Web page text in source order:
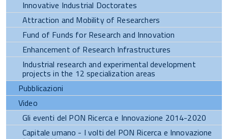
Innovative Industrial Doctorates
Attraction and Mobility of Researchers
Fund of Funds for Research and Innovation
Enhancement of Research Infrastructures
Industrial research and experimental development
projects in the 12 specialization areas
Pubblicazioni
Video
Gli eventi del PON Ricerca e Innovazione 2014-2020
Capitale umano - I volti del PON Ricerca e Innovazione